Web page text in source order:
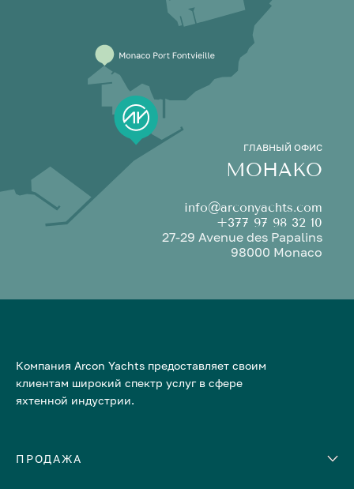
ГЛАВНЫЙ ОФИС
МОНАКО
info@arconyachts.com
+377 97 98 32 10
27-29 Avenue des Papalins
98000 Monaco
Компания Arcon Yachts предоставляет своим
клиентам широкий спектр услуг в сфере
яхтенной индустрии.
ПРОДАЖА